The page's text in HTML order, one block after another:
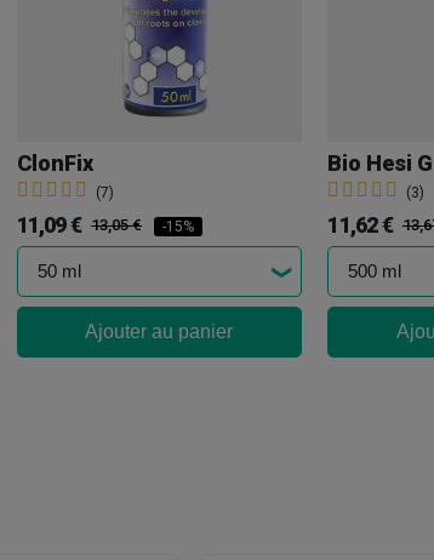
ClonFix
(7)
11,09 € 13,05 € -15%
Ajouter au panier
Bio Hesi
(3)
11,62 €